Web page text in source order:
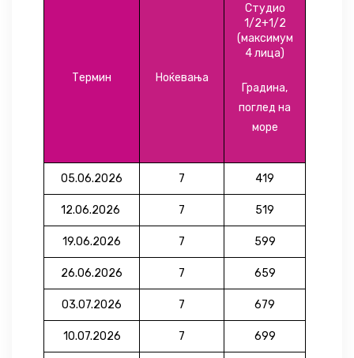
Термин Ноќевања
Студио
1/2+1/2
(максимум
4 лица)
Градина,
поглед на
море
05.06.2026 7 419
12.06.2026 7 519
19.06.2026 7 599
26.06.2026 7 659
03.07.2026 7 679
10.07.2026 7 699